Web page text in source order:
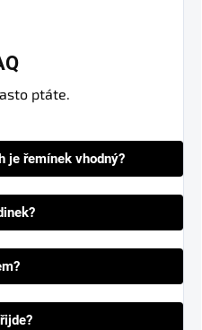
ptáte.
je řemínek vhodný?